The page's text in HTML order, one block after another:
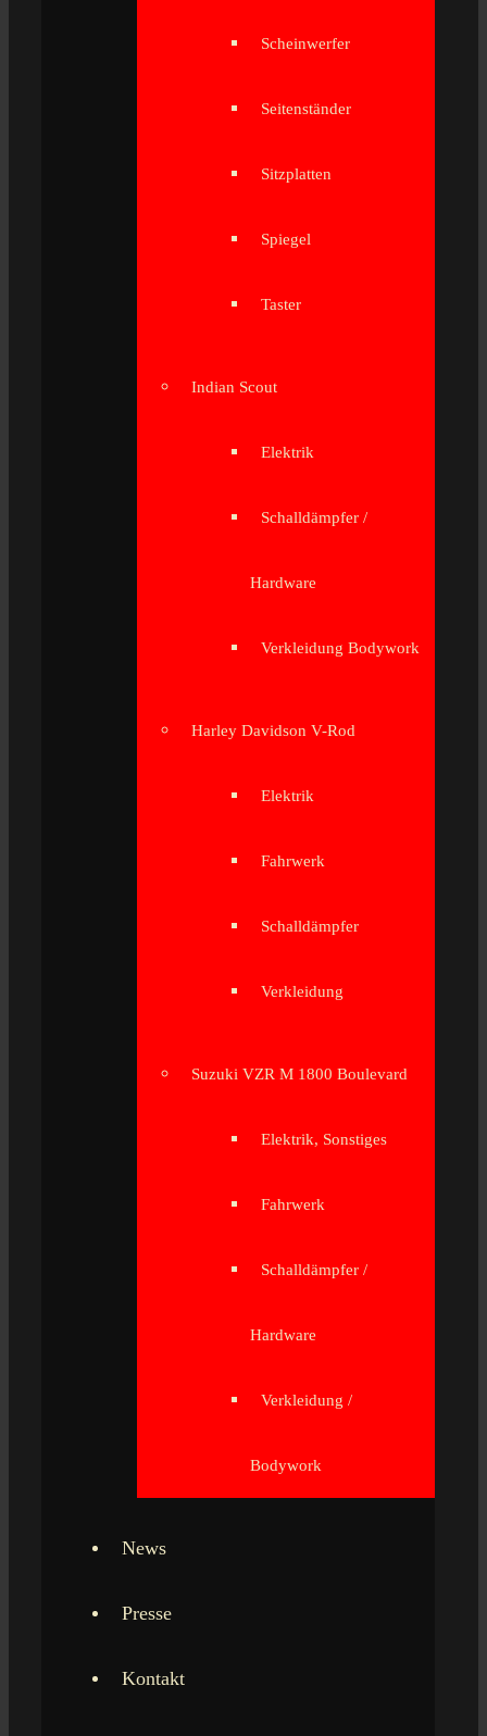
Scheinwerfer
Seitenständer
Sitzplatten
Spiegel
Taster
Indian Scout
Elektrik
Schalldämpfer /
Hardware
Verkleidung Bodywork
Harley Davidson V-Rod
Elektrik
Fahrwerk
Schalldämpfer
Verkleidung
Suzuki VZR M 1800 Boulevard
Elektrik, Sonstiges
Fahrwerk
Schalldämpfer /
Hardware
Verkleidung /
Bodywork
News
Presse
Kontakt